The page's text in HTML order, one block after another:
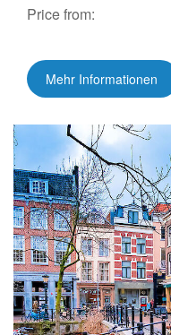
Price from:
Mehr Informationen